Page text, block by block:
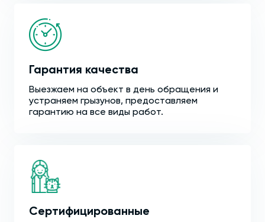
Гарантия качества
Выезжаем на объект в день обращения и
устраняем грызунов, предоставляем
гарантию на все виды работ.
Сертифицированные